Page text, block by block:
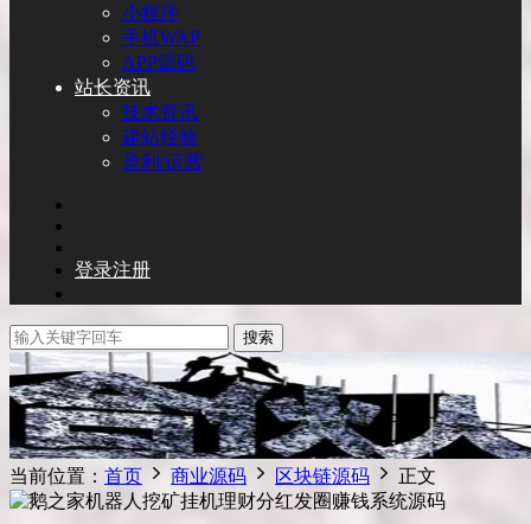
小程序
手机WAP
APP源码
站长资讯
技术资讯
建站经验
盈利/运营
登录注册
搜索
当前位置： 首页 商业源码 区块链源码 正文